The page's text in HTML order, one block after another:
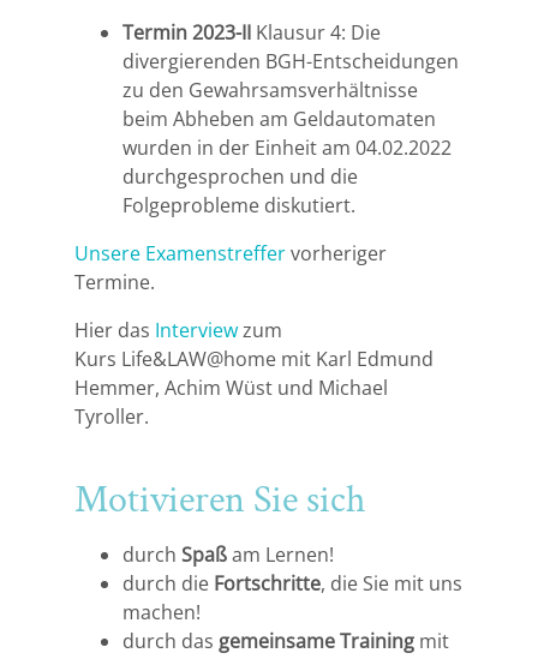
Termin 2023-II Klausur 4: Die
divergierenden BGH-Entscheidungen
zu den Gewahrsamsverhältnisse
beim Abheben am Geldautomaten
wurden in der Einheit am 04.02.2022
durchgesprochen und die
Folgeprobleme diskutiert.
Unsere Examenstreffervorheriger
Termine.
Hier das Interviewzum
Kurs Life&LAW@home mit Karl Edmund
Hemmer, Achim Wüst und Michael
Tyroller.
Motivieren Sie sich
durchSpaßam Lernen!
durch die Fortschritte, die Sie mit uns
machen!
durch das gemeinsame Training mit